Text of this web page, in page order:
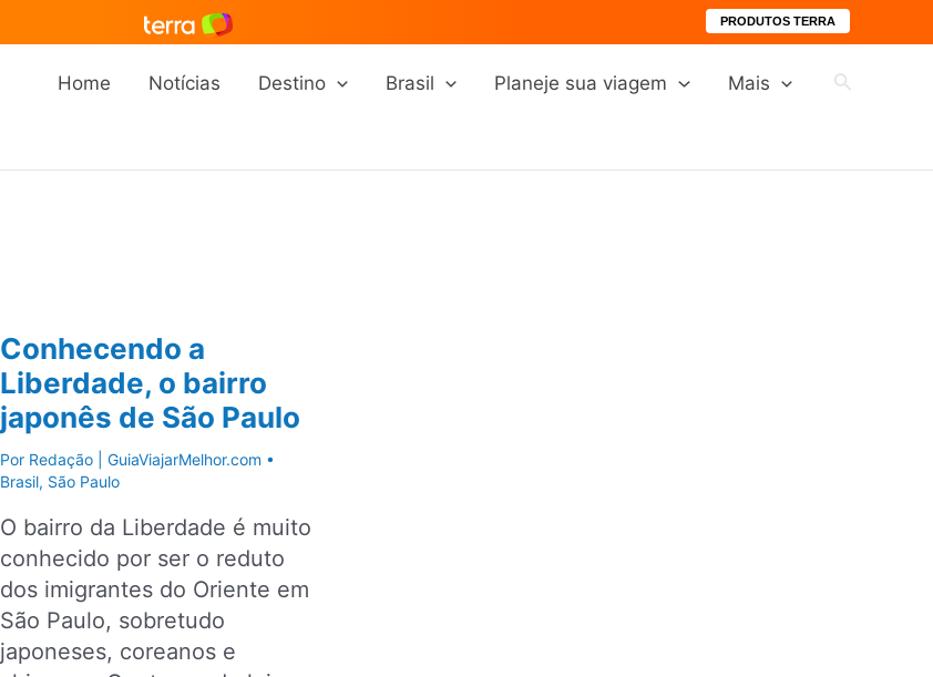
PRODUTOS TERRA
Home Notícias Destino Brasil Planeje sua viagem Mais Pesquisar
Conhecendo a
Liberdade, o bairro
japonês de São Paulo
Por Redação | GuiaViajarMelhor.com •
Brasil, São Paulo
O bairro da Liberdade é muito
conhecido por ser o reduto
dos imigrantes do Oriente em
São Paulo, sobretudo
japoneses, coreanos e